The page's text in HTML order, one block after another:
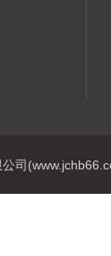
公司